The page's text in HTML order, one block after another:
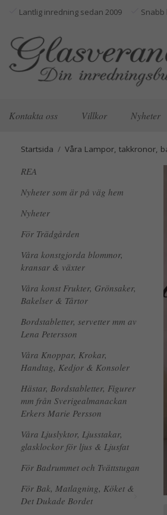
Lantlig inredning sedan 2009 Snabb
Kontakta oss Villkor Nyheter
Startsida / Våra Lampor, takkronor,
REA
Nyheter som är på väg hem
Nyheter
För Trädgården
Våra konstgjorda blommor,
kransar & växter
Våra konst Frukter, Grönsaker,
Bakelser & Tårtor
Bordstabletter, servetter mm av
Lena Petersson
Våra Knoppar, Krokar,
Handtag, Kedjor & Konsoler
Hästar, Bordstabletter, Figurer
mm från Sverigealmanackan
Erkers Marie Persson
Våra Ljuslyktor, Ljusstakar,
glasklockor för ljus & Ljusfat
För Badrummet och Tvättstugan
För Bak, Matlagning, Köket &
Det Dukade Bordet